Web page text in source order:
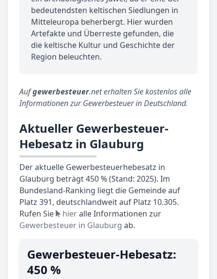
bedeutendsten keltischen Siedlungen in
Mitteleuropa beherbergt. Hier wurden
Artefakte und Überreste gefunden, die
die keltische Kultur und Geschichte der
Region beleuchten.
Aufgewerbesteuer.net erhalten Sie kostenlos alle
Informationen zur Gewerbesteuer in Deutschland.
Aktueller Gewerbesteuer-
Hebesatz in Glauburg
Der aktuelle Gewerbesteuerhebesatz in
Glauburg beträgt 450 % (Stand: 2025). Im
Bundesland-Ranking liegt die Gemeinde auf
Platz 391, deutschlandweit auf Platz 10.305.
Rufen Sie
hieralle Informationen zur
Gewerbesteuer in Glauburg ab.
Gewerbesteuer-Hebesatz:
450 %